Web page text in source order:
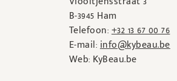
B-3945 Ham
Telefoon:+32 13 67 00 76
E-mail:info@kybeau.be
Web: KyBeau.be